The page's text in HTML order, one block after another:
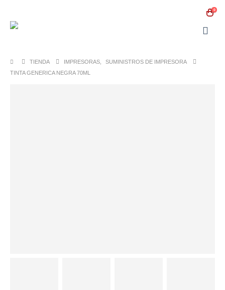
0
TIENDA IMPRESORAS
SUMINISTROS DE IMPRESORA
TINTA GENERICA NEGRA 70ML